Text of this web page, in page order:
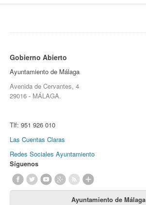
Gobierno Abierto
Ayuntamiento de Málaga
Avenida de Cervantes, 4
29016 - MÁLAGA.
Tlf: 951 926 010
Las Cuentas Claras
Redes Sociales Ayuntamiento
Síguenos
Ayuntamiento de Málaga